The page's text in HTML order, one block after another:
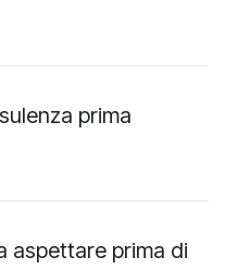
prima
aspettare prima di